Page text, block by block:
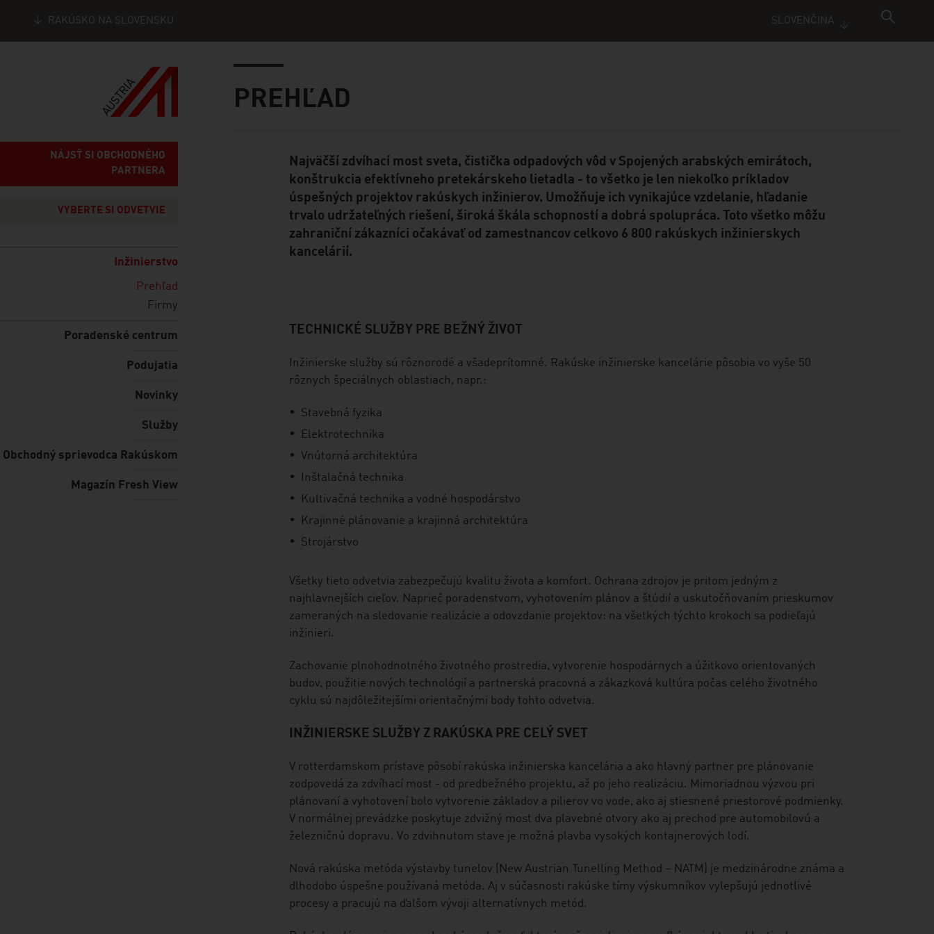
SLOVENČINA
RAKÚSKO NA SLOVENSKU
NÁJSŤ SI OBCHODNÉHO
PARTNERA
VYBERTE SI ODVETVIE
Inžinierstvo
Prehľad
Firmy
Poradenské centrum
Podujatia
Novinky
Služby
Obchodný sprievodca Rakúskom
Magazín Fresh View
PREHĽAD
Standard Content Module
Najväčší zdvíhací most sveta, čistička odpadových vôd v Spojených arabských emirátoch,
konštrukcia efektívneho pretekárskeho lietadla - to všetko je len niekoľko príkladov
úspešných projektov rakúskych inžinierov. Umožňuje ich vynikajúce vzdelanie, hľadanie
trvalo udržateľných riešení, široká škála schopností a dobrá spolupráca. Toto všetko môžu
zahraniční zákazníci očakávať od zamestnancov celkovo 6 800 rakúskych inžinierskych
kancelárií.
TECHNICKÉ SLUŽBY PRE BEŽNÝ ŽIVOT
Inžinierske služby sú rôznorodé a všadeprítomné. Rakúske inžinierske kancelárie pôsobia vo vyše 50
rôznych špeciálnych oblastiach, napr.:
Stavebná fyzika
Elektrotechnika
Vnútorná architektúra
Inštalačná technika
Kultivačná technika a vodné hospodárstvo
Krajinné plánovanie a krajinná architektúra
Strojárstvo
Všetky tieto odvetvia zabezpečujú kvalitu života a komfort. Ochrana zdrojov je pritom jedným z
najhlavnejších cieľov. Naprieč poradenstvom, vyhotovením plánov a štúdií a uskutočňovaním prieskumov
zameraných na sledovanie realizácie a odovzdanie projektov: na všetkých týchto krokoch sa podieľajú
inžinieri.
Zachovanie plnohodnotného životného prostredia, vytvorenie hospodárnych a úžitkovo orientovaných
budov, použitie nových technológií a partnerská pracovná a zákazková kultúra počas celého životného
cyklu sú najdôležitejšími orientačnými body tohto odvetvia.
INŽINIERSKE SLUŽBY Z RAKÚSKA PRE CELÝ SVET
V rotterdamskom prístave pôsobí rakúska inžinierska kancelária a ako hlavný partner pre plánovanie
zodpovedá za zdvíhací most - od predbežného projektu, až po jeho realizáciu. Mimoriadnou výzvou pri
plánovaní a vyhotovení bolo vytvorenie základov a pilierov vo vode, ako aj stiesnené priestorové podmienky.
V normálnej prevádzke poskytuje zdvižný most dva plavebné otvory ako aj prechod pre automobilovú a
železničnú dopravu. Vo zdvihnutom stave je možná plavba vysokých kontajnerových lodí.
Nová rakúska metóda výstavby tunelov (New Austrian Tunelling Method – NATM) je medzinárodne známa a
dlhodobo úspešne používaná metóda. Aj v súčasnosti rakúske tímy výskumníkov vylepšujú jednotlivé
procesy a pracujú na ďalšom vývoji alternatívnych metód.